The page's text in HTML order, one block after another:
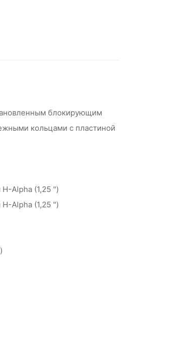
блокирующим
кольцами с пластиной
Alpha (1,25 ")
Alpha (1,25 ")